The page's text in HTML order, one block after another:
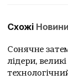
Схожі Новини
Сонячне
лідери,